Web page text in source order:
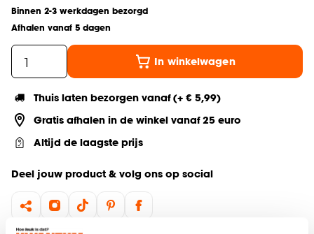
Binnen 2-3 werkdagen bezorgd
Afhalen vanaf 5 dagen
In winkelwagen
Thuis laten bezorgen vanaf (+ € 5,99)
Gratis afhalen in de winkel vanaf 25 euro
Altijd de laagste prijs
Deel jouw product & volg ons op social